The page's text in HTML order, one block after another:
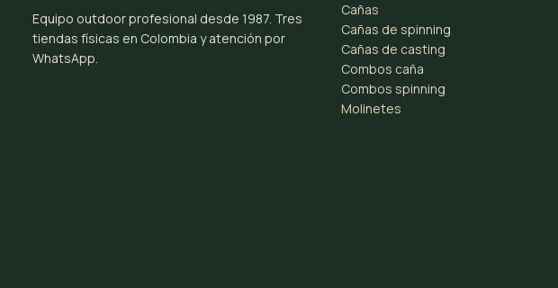
Equipo outdoor profesional desde 1987. Tres
tiendas físicas en Colombia y atención por
WhatsApp.
Cañas
Cañas de spinning
Cañas de casting
Combos caña
Combos spinning
Molinetes